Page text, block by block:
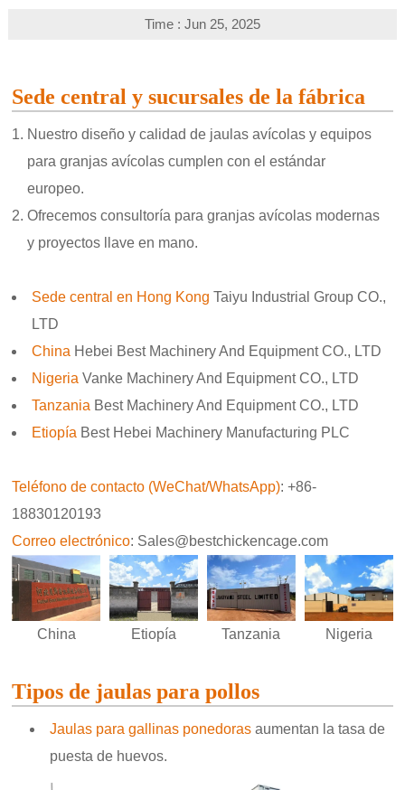
Time : Jun 25, 2025
Sede central y sucursales de la fábrica
Nuestro diseño y calidad de jaulas avícolas y equipos
para granjas avícolas cumplen con el estándar
europeo.
Ofrecemos consultoría para granjas avícolas modernas
y proyectos llave en mano.
Sede central en Hong Kong Taiyu Industrial Group CO.,
LTD
China Hebei Best Machinery And Equipment CO., LTD
Nigeria Vanke Machinery And Equipment CO., LTD
Tanzania Best Machinery And Equipment CO., LTD
Etiopía Best Hebei Machinery Manufacturing PLC
Teléfono de contacto (WeChat/WhatsApp): +86-
18830120193
Correo electrónico: Sales@bestchickencage.com
China Etiopía Tanzania Nigeria
Tipos de jaulas para pollos
Jaulas para gallinas ponedoras aumentan la tasa de
puesta de huevos.